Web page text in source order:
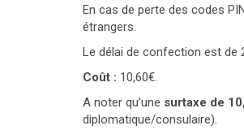
En cas de perte des codes
étrangers.
Le délai de confection est de
Coût : 10,60€.
A noter qu’une surtaxe de
diplomatique/consulaire).